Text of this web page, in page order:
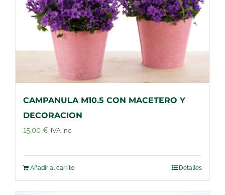
CAMPANULA M10.5 CON MACETERO Y
DECORACION
15,00 € IVA inc.
Añadir al carrito Detalles